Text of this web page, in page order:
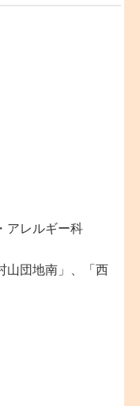
アレルギー科
山団地南」、「西